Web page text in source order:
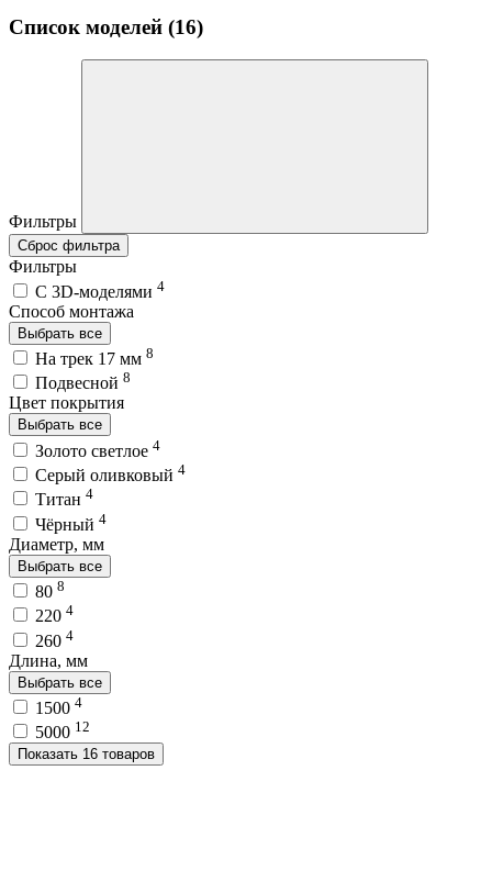
Список моделей (16)
Фильтры
Сброс фильтра
Фильтры
C 3D-моделями 4
Способ монтажа
Выбрать все
На трек 17 мм 8
Подвесной 8
Цвет покрытия
Выбрать все
Золото светлое 4
Серый оливковый 4
Титан 4
Чёрный 4
Диаметр, мм
Выбрать все
80 8
220 4
260 4
Длина, мм
Выбрать все
1500 4
5000 12
Показать 16 товаров